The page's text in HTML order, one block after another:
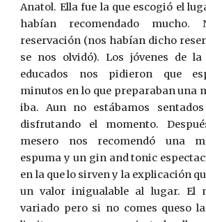
Anatol. Ella fue la que escogió el
habían recomendado mucho.
reservación (nos habían dicho
se nos olvidó). Los jóvenes de
educados nos pidieron que
minutos en lo que preparaban una
iba. Aun no estábamos
disfrutando el momento.
mesero nos recomendó una
espuma y un gin and tonic
en la que lo sirven y la explicación
un valor inigualable al lugar. El
variado pero si no comes queso